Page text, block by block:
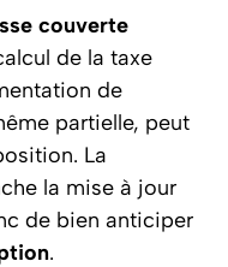
couverte
de la taxe
de
partielle, peut
La
la mise à jour
de bien anticiper
.